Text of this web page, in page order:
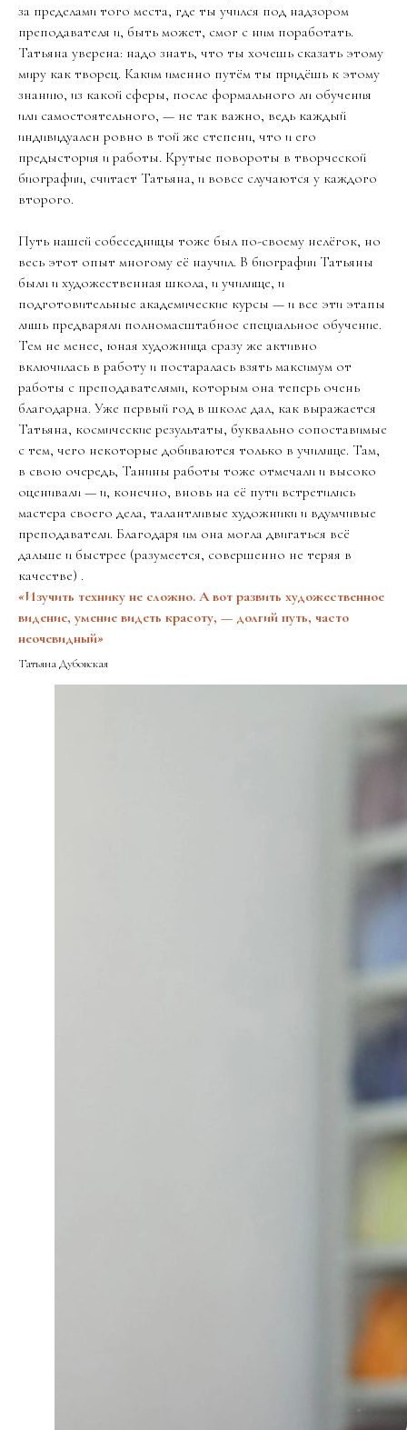
за пределами того места, где ты учился под надзором
преподавателя и, быть может, смог с ним поработать.
Татьяна уверена: надо знать, что ты хочешь сказать этому
миру как творец. Каким именно путём ты придёшь к этому
знанию, из какой сферы, после формального ли обучения
или самостоятельного, — не так важно, ведь каждый
индивидуален ровно в той же степени, что и его
предыстория и работы. Крутые повороты в творческой
биографии, считает Татьяна, и вовсе случаются у каждого
второго.
Путь нашей собеседницы тоже был по-своему нелёгок, но
весь этот опыт многому её научил. В биографии Татьяны
были и художественная школа, и училище, и
подготовительные академические курсы — и все эти этапы
лишь предваряли полномасштабное специальное обучение.
Тем не менее, юная художница сразу же активно
включилась в работу и постаралась взять максимум от
работы с преподавателями, которым она теперь очень
благодарна. Уже первый год в школе дал, как выражается
Татьяна, космические результаты, буквально сопоставимые
с тем, чего некоторые добиваются только в училище. Там,
в свою очередь, Танины работы тоже отмечали и высоко
оценивали — и, конечно, вновь на её пути встретились
мастера своего дела, талантливые художники и вдумчивые
преподаватели. Благодаря им она могла двигаться всё
дальше и быстрее (разумеется, совершенно не теряя в
качестве) .
«Изучить технику не сложно. А вот развить художественное
видение, умение видеть красоту, — долгий путь, часто
неочевидный»
Татьяна Дубовская